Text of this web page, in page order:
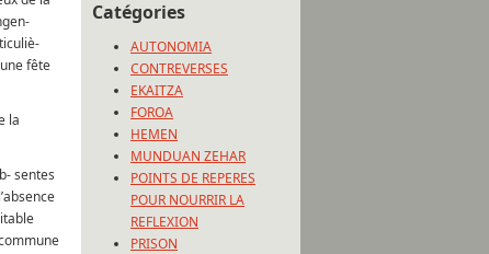
fête
la
sentes
Catégories
AUTONOMIA
CONTREVERSES
EKAITZA
FOROA
HEMEN
MUNDUAN ZEHAR
POINTS DE REPERES
POUR NOURRIR LA
REFLEXION
PRISON